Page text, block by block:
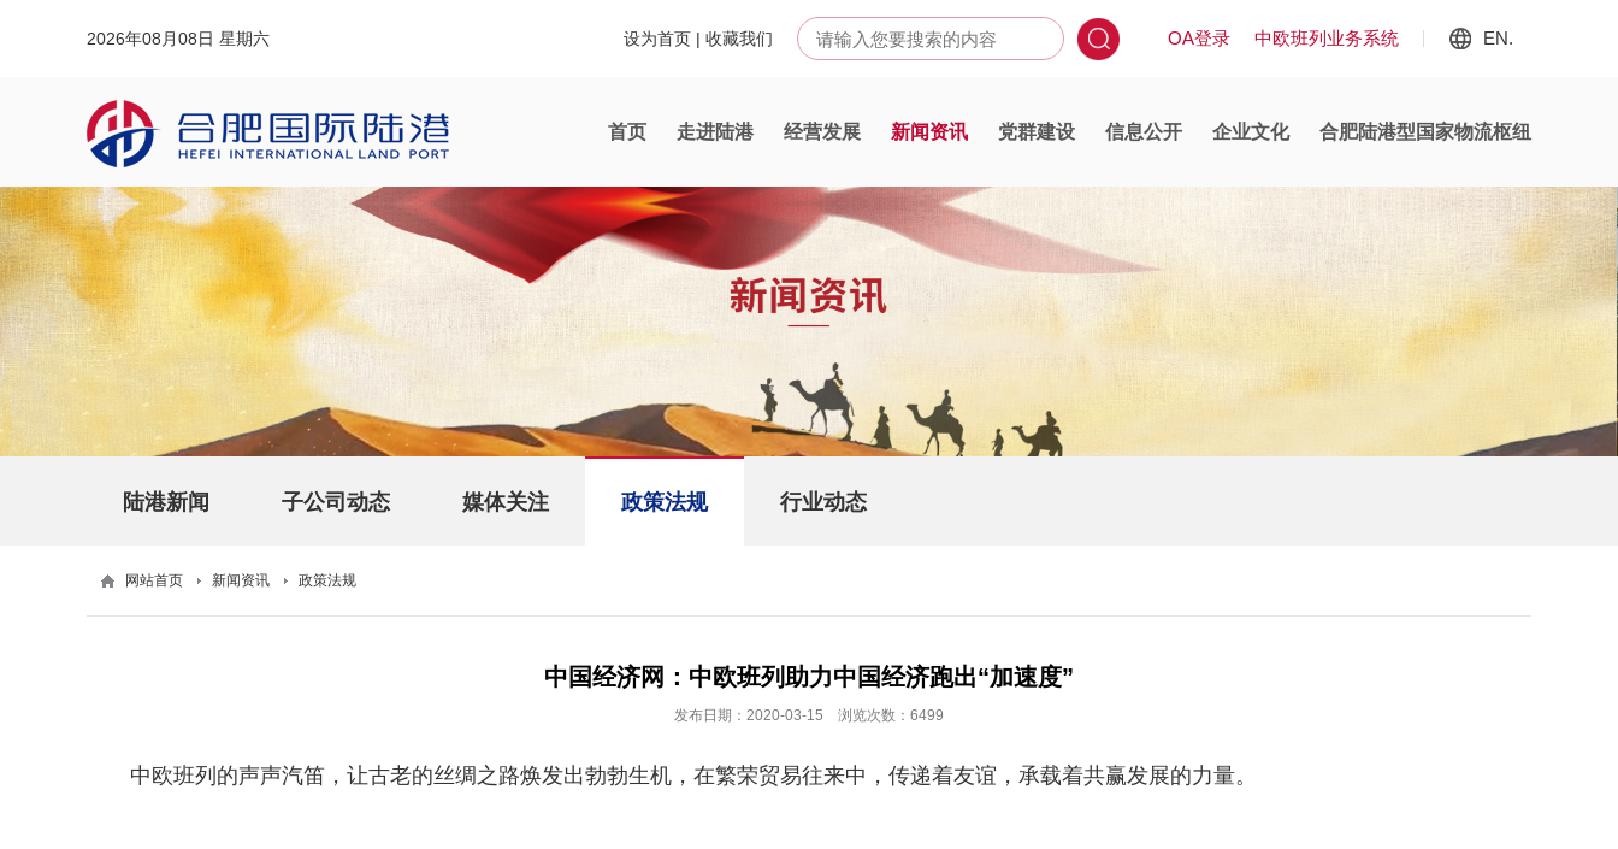
2026年08月08日 星期六 EN.
中欧班列业务系统
OA登录
设为首页 | 收藏我们
首页 走进陆港 经营发展 新闻资讯 党群建设 信息公开 企业文化 合肥陆港型国家物流枢纽
陆港新闻 子公司动态 媒体关注 政策法规 行业动态
网站首页 新闻资讯 政策法规
中国经济网：中欧班列助力中国经济跑出“加速度”
发布日期：2020-03-15 浏览次数：6499
中欧班列的声声汽笛，让古老的丝绸之路焕发出勃勃生机，在繁荣贸易往来中，传递着友谊，承载着共赢发展的力量。